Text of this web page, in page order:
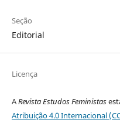
Seção
Editorial
Licença
ARevista Estudos Feministas
Atribuição 4.0 Internacional